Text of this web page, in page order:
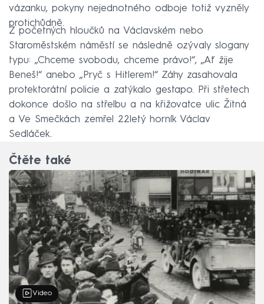
vázanku, pokyny nejednotného odboje totiž vyzněly
protichůdně.
Z početných hloučků na Václavském nebo
Staroměstském náměstí se následně ozývaly slogany
typu: „Chceme svobodu, chceme právo!“, „Ať žije
Beneš!“ anebo „Pryč s Hitlerem!“ Záhy zasahovala
protektorátní policie a zatýkalo gestapo. Při střetech
dokonce došlo na střelbu a na křižovatce ulic Žitná
a Ve Smečkách zemřel 22letý horník Václav
Sedláček.
Čtěte také
Video